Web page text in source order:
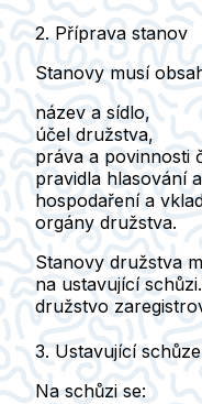
2. Příprava stanov
Stanovy musí
název a sídlo,
účel družstva,
práva a povinnosti
pravidla hlasování
hospodaření a
orgány družstva.
Stanovy družstva
na ustavující
družstvo
3. Ustavující schůze
Na schůzi se: